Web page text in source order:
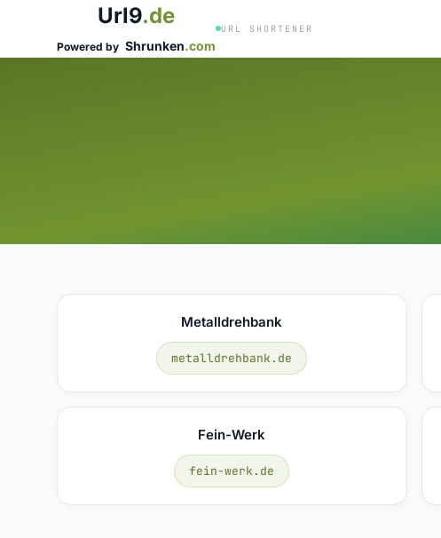
Url9.de
Powered by Shrunken.com
URL SHORTENER
Metalldrehbank
metalldrehbank.de
Fein-Werk
fein-werk.de